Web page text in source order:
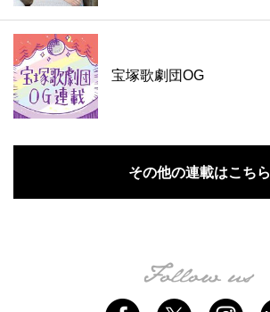
宝塚歌劇団OG
その他の連載はこちら